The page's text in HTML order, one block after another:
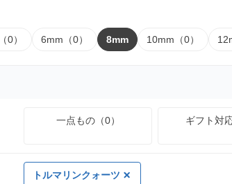
0） 6mm（0） 8mm 10mm（0）
一点もの（0） ギフト対
トルマリンクォーツ